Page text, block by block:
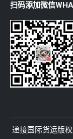
扫码添加微信
递接国际货运版